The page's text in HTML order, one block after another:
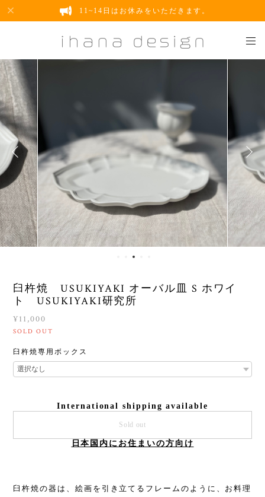
11~14日はお休みをいただきます。
臼杵焼 USUKIYAKI オーバル皿 S ホワイ
ト USUKIYAKI研究所
¥11,000
SOLD OUT
臼杵焼専用ボックス
International shipping available
Sold out
日本国内にお住まいの方向け
臼杵焼の器は、絵画を引き立てるフレームのように、お料理